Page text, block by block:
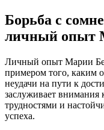
Борьба с
личный опыт
Личный опыт Марии
примером того, каким
неудачи на пути к
заслуживает
трудностями и
успеха.